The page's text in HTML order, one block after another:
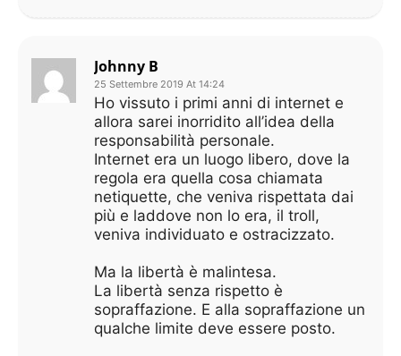
Johnny B
25 Settembre 2019 At 14:24
Ho vissuto i primi anni di internet e
allora sarei inorridito all’idea della
responsabilità personale.
Internet era un luogo libero, dove la
regola era quella cosa chiamata
netiquette, che veniva rispettata dai
più e laddove non lo era, il troll,
veniva individuato e ostracizzato.
Ma la libertà è malintesa.
La libertà senza rispetto è
sopraffazione. E alla sopraffazione un
qualche limite deve essere posto.